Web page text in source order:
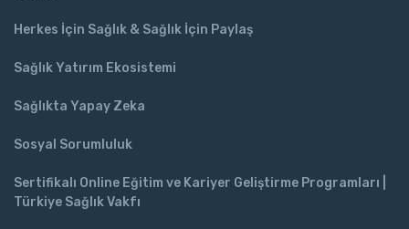
Herkes İçin Sağlık & Sağlık İçin Paylaş
Sağlık Yatırım Ekosistemi
Sağlıkta Yapay Zeka
Sosyal Sorumluluk
Sertifikalı Online Eğitim ve Kariyer Geliştirme Programları |
Türkiye Sağlık Vakfı